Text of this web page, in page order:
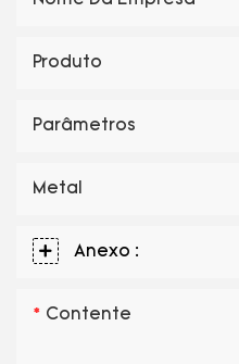
Produto
Parâmetros
Metal
Anexo :
Contente